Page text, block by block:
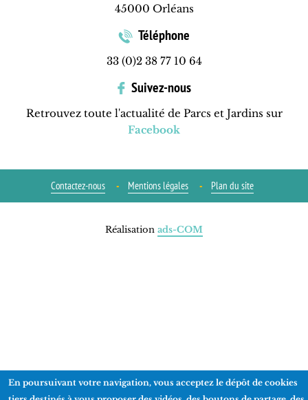
45000 Orléans
Téléphone
33 (0)2 38 77 10 64
Suivez-nous
Retrouvez toute l'actualité de Parcs et Jardins sur
Facebook
Contactez-nous Mentions légales Plan du site
Réalisation ads-COM
En poursuivant votre navigation, vous acceptez le dépôt de cookies